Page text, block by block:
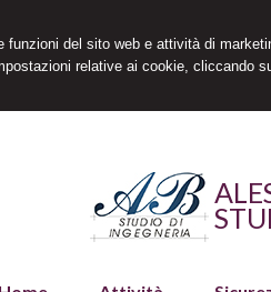
del sito web e attività di
relative ai cookie, cliccando